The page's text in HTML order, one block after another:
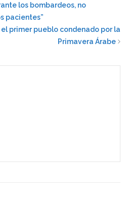
los bombardeos, no
pacientes”
el primer pueblo condenado por la
Primavera Árabe